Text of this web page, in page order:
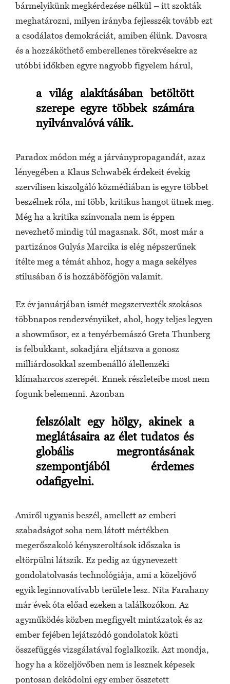
bármelyikünk megkérdezése nélkül – itt szokták
meghatározni, milyen irányba fejlesszék tovább ezt
a csodálatos demokráciát, amiben élünk. Davosra
és a hozzáköthető emberellenes törekvésekre az
utóbbi időkben egyre nagyobb figyelem hárul,
a világ alakításában betöltött
szerepe egyre többek számára
nyilvánvalóvá válik.
Paradox módon még a járványpropagandát, azaz
lényegében a Klaus Schwabék érdekeit évekig
szervilisen kiszolgáló közmédiában is egyre többet
beszélnek róla, mi több, kritikus hangot ütnek meg.
Még ha a kritika színvonala nem is éppen
nevezhető mindig túl magasnak. Sőt, most már a
partizános Gulyás Marcika is elég népszerűnek
ítélte meg a témát ahhoz, hogy a maga sekélyes
stílusában ő is hozzáböfögjön valamit.
Ez év januárjában ismét megszervezték szokásos
többnapos rendezvényüket, ahol, hogy teljes legyen
a showműsor, ez a tenyérbemászó Greta Thunberg
is felbukkant, sokadjára eljátszva a gonosz
milliárdosokkal szembenálló álellenzéki
klímaharcos szerepét. Ennek részleteibe most nem
fogunk belemenni. Azonban
felszólalt egy hölgy, akinek a
meglátásaira az élet tudatos és
globális megrontásának
szempontjából érdemes
odafigyelni.
Amiről ugyanis beszél, amellett az emberi
szabadságot soha nem látott mértékben
megerőszakoló kényszeroltások időszaka is
eltörpülni látszik. Ez pedig az úgynevezett
gondolatolvasás technológiája, ami a közeljövő
egyik leginnovatívabb területe lesz. Nita Farahany
már évek óta előad ezeken a találkozókon. Az
agyműködés közben megfigyelt mintázatok és az
ember fejében lejátszódó gondolatok közti
összefüggés vizsgálatával foglalkozik. Azt mondja,
hogy ha a közeljövőben nem is lesznek képesek
pontosan dekódolni egy ember összetett